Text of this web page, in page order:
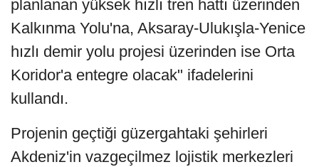
planlanan yüksek hızlı tren hattı üzerinden
Kalkınma Yolu'na, Aksaray-Ulukışla-Yenice
hızlı demir yolu projesi üzerinden ise Orta
Koridor'a entegre olacak" ifadelerini
kullandı.
Projenin geçtiği güzergahtaki şehirleri
Akdeniz'in vazgeçilmez lojistik merkezleri